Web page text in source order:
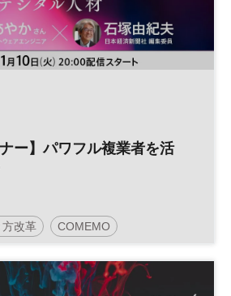
ー】パワフル複業者を活
方改革 COMEMO